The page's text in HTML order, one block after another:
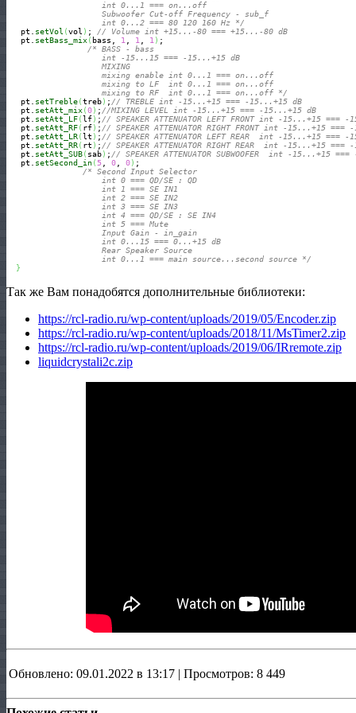
                    int 0...1 === on...off
                    Subwoofer Cut-off Frequency - sub_f
                    int 0...2 === 80 120 160 Hz */
   pt.
setVol (vol ) ; // Volume int +15...-80 === +15...-80 dB
   pt.
setBass_mix( bass, 1 1 1 ) ;
/* BASS - bass
                    int -15...15 === -15...+15 dB
                    MIXING
                    mixing enable int 0...1 === on...off
                    mixing to LF  int 0...1 === on...off
                    mixing to RF  int 0...1 === on...off */
   pt.
setTreble(treb) ; // TREBLE int -15...+15 === -15...+15 dB
   pt.
setAtt_mix(0) ; //MIXING LEVEL int -15...+15 === -15...+15 dB
   pt.
setAtt_LF(lf) ; // SPEAKER ATTENUATOR LEFT FRONT int -15...+15 ===
   pt.
setAtt_RF( rf) ; // SPEAKER ATTENUATOR RIGHT FRONT int -15...+15
   pt.
setAtt_LR(lt ) ; // SPEAKER ATTENUATOR LEFT REAR  int -15...+15 ===
   pt.
setAtt_RR( rt ) ; // SPEAKER ATTENUATOR RIGHT REAR  int -15...+15 ===
   pt.
setAtt_SUB( sab) ; // SPEAKER ATTENUATOR SUBWOOFER  int -15...+15
   pt.
setSecond_in( 5 0 0) ;
/* Second Input Selector
                    int 0 === QD/SE : QD
                    int 1 === SE IN1
                    int 2 === SE IN2
                    int 3 === SE IN3
                    int 4 === QD/SE : SE IN4
                    int 5 === Mute
                    Input Gain - in_gain
                    int 0...15 === 0...+15 dB
                    Rear Speaker Source
                    int 0...1 === main source...second source */
}
Так же Вам понадобятся дополнительные библиотеки:
https://rcl-radio.ru/wp-content/uploads/2019/05/Encoder.zip
https://rcl-radio.ru/wp-content/uploads/2018/11/MsTimer2.zip
https://rcl-radio.ru/wp-content/uploads/2019/06/IRremote.zip
liquidcrystali2c.zip
Обновлено: 09.01.2022 в 13:17 | Просмотров: 8 449